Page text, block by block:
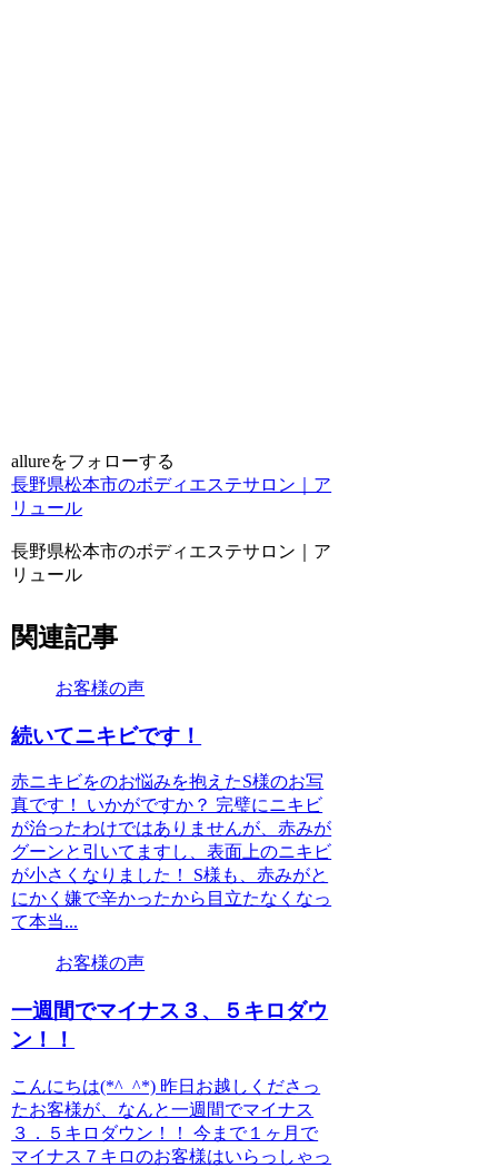
allureをフォローする
長野県松本市のボディエステサロン｜ア
リュール
長野県松本市のボディエステサロン｜ア
リュール
関連記事
お客様の声
続いてニキビです！
赤ニキビをのお悩みを抱えたS様のお写
真です！ いかがですか？ 完璧にニキビ
が治ったわけではありませんが、赤みが
グーンと引いてますし、表面上のニキビ
が小さくなりました！ S様も、赤みがと
にかく嫌で辛かったから目立たなくなっ
て本当...
お客様の声
一週間でマイナス３、５キロダウ
ン！！
こんにちは(*^_^*) 昨日お越しくださっ
たお客様が、なんと一週間でマイナス
３．５キロダウン！！ 今まで１ヶ月で
マイナス７キロのお客様はいらっしゃっ